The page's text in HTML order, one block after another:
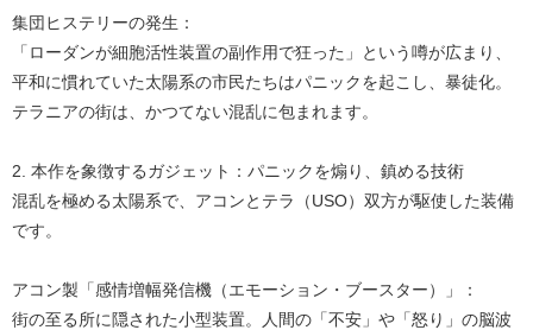
集団ヒステリーの発生：
「ローダンが細胞活性装置の副作用で狂った」という噂が広まり、
平和に慣れていた太陽系の市民たちはパニックを起こし、暴徒化。
テラニアの街は、かつてない混乱に包まれます。
2. 本作を象徴するガジェット：パニックを煽り、鎮める技術
混乱を極める太陽系で、アコンとテラ（USO）双方が駆使した装備
です。
アコン製「感情増幅発信機（エモーション・ブースター）」：
街の至る所に隠された小型装置。人間の「不安」や「怒り」の脳波